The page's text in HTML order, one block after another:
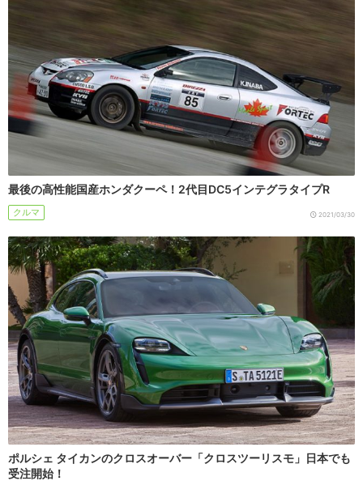
最後の高性能国産ホンダクーペ！2代目DC5インテグラタイプR
クルマ 2021/03/30
ポルシェ タイカンのクロスオーバー「クロスツーリスモ」日本でも
受注開始！